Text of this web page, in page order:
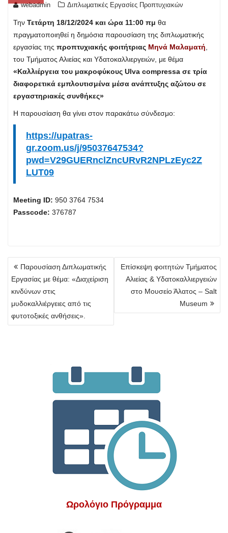
webadmin Διπλωματικές Εργασίες Προπτυχιακών
Την Τετάρτη 18/12/2024 και ώρα 11:00 πμ θα
πραγματοποιηθεί η δημόσια παρουσίαση της διπλωματικής
εργασίας της προπτυχιακής φοιτήτριας Μηνά Μαλαματή
του Τμήματος Αλιείας και Υδατοκαλλιεργειών, με θέμα
«Καλλιέργεια του μακροφύκους Ulva compressa σε τρία
διαφορετικά εμπλουτισμένα μέσα ανάπτυξης αζώτου σε
εργαστηριακές συνθήκες»
Η παρουσίαση θα γίνει στον παρακάτω σύνδεσμο:
https://upatras-
gr.zoom.us/j/95037647534?
pwd=V29GUERnclZncURvR2NPLzEyc2Z
LUT09
Meeting ID: 950 3764 7534
Passcode: 376787
Πλοήγηση
άρθρων
Παρουσίαση Διπλωματικής
Εργασίας με θέμα: «Διαχείριση
κινδύνων στις
μυδοκαλλιέργειες από τις
φυτοτοξικές ανθήσεις».
Επίσκεψη φοιτητών Τμήματος
Αλιείας & Υδατοκαλλιεργειών
στο Μουσείο Άλατος – Salt
Museum
Ωρολόγιο Πρόγραμμα